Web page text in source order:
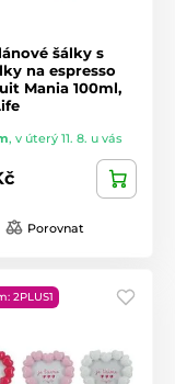
šálky s
na espresso
Mania 100ml,
, v úterý 11. 8. u vás
Porovnat
2PLUS1